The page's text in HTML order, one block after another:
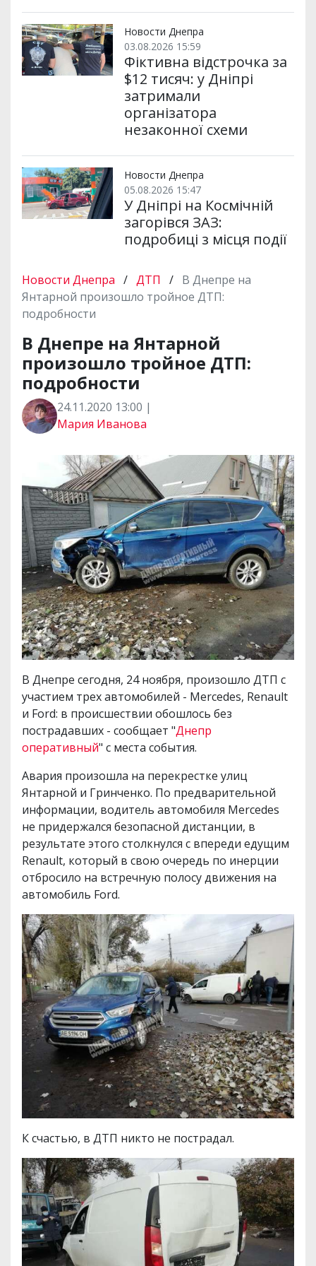
Новости Днепра
03.08.2026 15:59
Фіктивна відстрочка за
$12 тисяч: у Дніпрі
затримали
організатора
незаконної схеми
Новости Днепра
05.08.2026 15:47
У Дніпрі на Космічній
загорівся ЗАЗ:
подробиці з місця події
Новости Днепра / ДТП / В Днепре на
Янтарной произошло тройное ДТП:
подробности
В Днепре на Янтарной
произошло тройное ДТП:
подробности
24.11.2020 13:00 |
Мария Иванова
В Днепре сегодня, 24 ноября, произошло ДТП с
участием трех автомобилей - Mercedes, Renault
и Ford: в происшествии обошлось без
пострадавших - сообщает "Днепр
оперативный" с места события.
Авария произошла на перекрестке улиц
Янтарной и Гринченко. По предварительной
информации, водитель автомобиля Mercedes
не придержался безопасной дистанции, в
результате этого столкнулся с впереди едущим
Renault, который в свою очередь по инерции
отбросило на встречную полосу движения на
автомобиль Ford.
К счастью, в ДТП никто не пострадал.